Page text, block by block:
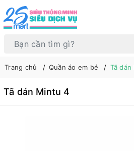
Trang chủ Quần áo em bé Tã
Tã dán Mintu 4